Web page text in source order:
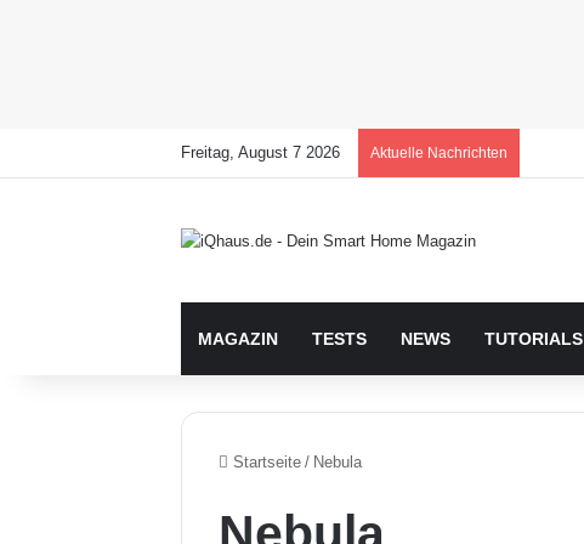
Freitag, August 7 2026 Aktuelle Nachrichten
MAGAZIN TESTS NEWS TUTORIALS
Startseite / Nebula